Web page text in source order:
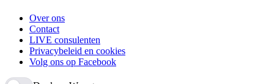
Over ons
Contact
LIVE consulenten
Privacybeleid en cookies
Volg ons op Facebook